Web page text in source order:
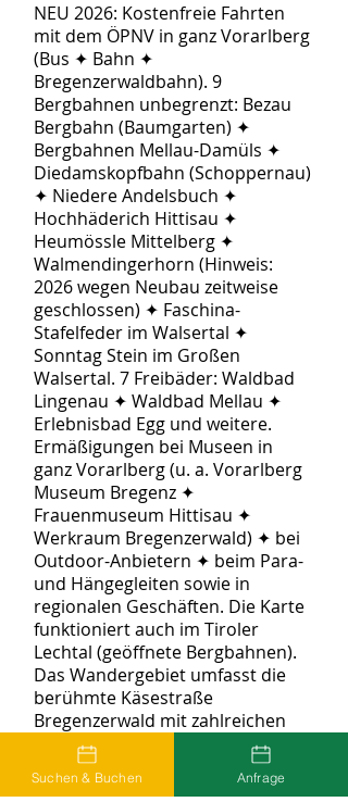
NEU 2026: Kostenfreie Fahrten
mit dem ÖPNV in ganz Vorarlberg
(Bus ✦ Bahn ✦
Bregenzerwaldbahn). 9
Bergbahnen unbegrenzt: Bezau
Bergbahn (Baumgarten) ✦
Bergbahnen Mellau-Damüls ✦
Diedamskopfbahn (Schoppernau)
✦ Niedere Andelsbuch ✦
Hochhäderich Hittisau ✦
Heumössle Mittelberg ✦
Walmendingerhorn (Hinweis:
2026 wegen Neubau zeitweise
geschlossen) ✦ Faschina-
Stafelfeder im Walsertal ✦
Sonntag Stein im Großen
Walsertal. 7 Freibäder: Waldbad
Lingenau ✦ Waldbad Mellau ✦
Erlebnisbad Egg und weitere.
Ermäßigungen bei Museen in
ganz Vorarlberg (u. a. Vorarlberg
Museum Bregenz ✦
Frauenmuseum Hittisau ✦
Werkraum Bregenzerwald) ✦ bei
Outdoor-Anbietern ✦ beim Para-
und Hängegleiten sowie in
regionalen Geschäften. Die Karte
funktioniert auch im Tiroler
Lechtal (geöffnete Bergbahnen).
Das Wandergebiet umfasst die
berühmte Käsestraße
Bregenzerwald mit zahlreichen
Sennereien ✦
Architekturwanderungen und den
UNESCO-Biosphärenpark Großes
Suchen & Buchen Anfrage